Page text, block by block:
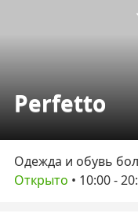
Perfetto
Одежда и обувь
Открыто • 10:00-